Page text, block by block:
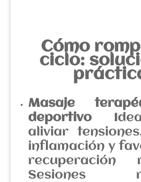
Cómo
ciclo:
Masaje
deportivo
aliviar
inflamación y
recuperación
Sesiones